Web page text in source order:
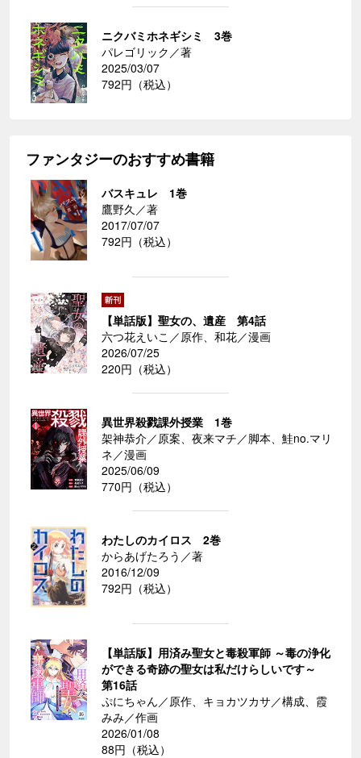
ニクバミホネギシミ 3巻
パレゴリック／著
2025/03/07
792円（税込）
ファンタジーのおすすめ書籍
バスキュレ 1巻
鷹野久／著
2017/07/07
792円（税込）
【単話版】聖女の、遺産 第4話
六つ花えいこ／原作、和花／漫画
2026/07/25
220円（税込）
異世界殺戮課外授業 1巻
架神恭介／原案、夜来マチ／脚本、鮭no.マリ
ネ／漫画
2025/06/09
770円（税込）
わたしのカイロス 2巻
からあげたろう／著
2016/12/09
792円（税込）
【単話版】用済み聖女と毒殺軍師 ～毒の浄化
ができる奇跡の聖女は私だけらしいです～
第16話
ぷにちゃん／原作、キョカツカサ／構成、霞
みみ／作画
2026/01/08
88円（税込）